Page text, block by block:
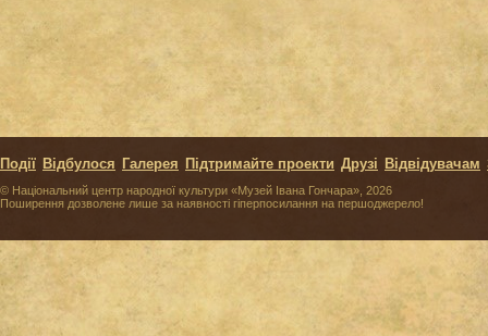
© Національний центр народної культури «Музей Івана Гончара», 2026
Поширення дозволене лише за наявності гіперпосилання на першоджерело!
Події Відбулося Галерея Підтримайте проекти Друзі Відвідувачам